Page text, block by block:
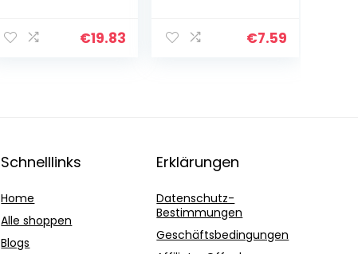
blau/transparen
€19.83
Grätenzange€7.59
Schnelllinks
Home
Alle shoppen
Blogs
Erklärungen
Datenschutz-
Bestimmungen
Geschäftsbedingungen